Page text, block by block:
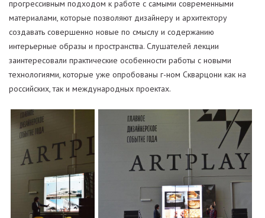
прогрессивным подходом к работе с самыми современными
материалами, которые позволяют дизайнеру и архитектору
создавать совершенно новые по смыслу и содержанию
интерьерные образы и пространства. Слушателей лекции
заинтересовали практические особенности работы с новыми
технологиями, которые уже опробованы г-ном Скварцони как на
российских, так и международных проектах.